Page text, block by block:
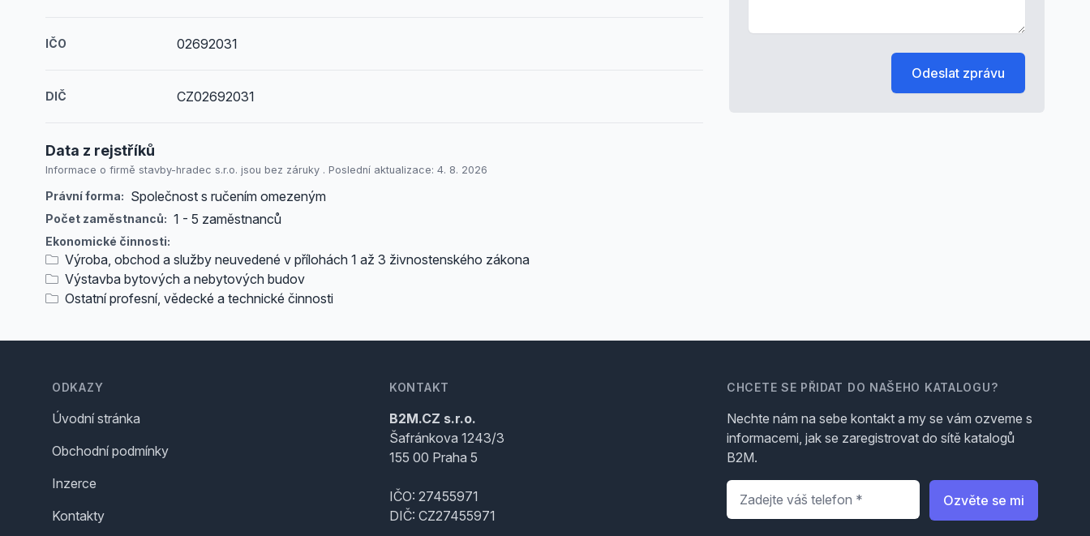
IČO 02692031
DIČ CZ02692031
Data z rejstříků
Informace o firmě stavby-hradec s.r.o. jsou bez záruky . Poslední aktualizace: 4. 8. 2026
Právní forma: Společnost s ručením omezeným
Počet zaměstnanců: 1 - 5 zaměstnanců
Ekonomické činnosti:
Výroba, obchod a služby neuvedené v přílohách 1 až 3 živnostenského zákona
Výstavba bytových a nebytových budov
Ostatní profesní, vědecké a technické činnosti
Odeslat zprávu
ODKAZY
Úvodní stránka
Obchodní podmínky
Inzerce
Kontakty
KONTAKT
B2M.CZ s.r.o.
Šafránkova 1243/3
155 00 Praha 5
IČO: 27455971
DIČ: CZ27455971
CHCETE SE PŘIDAT DO NAŠEHO KATALOGU?
Nechte nám na sebe kontakt a my se vám ozveme s
informacemi, jak se zaregistrovat do sítě katalogů
B2M.
Telefon
Ozvěte se mi